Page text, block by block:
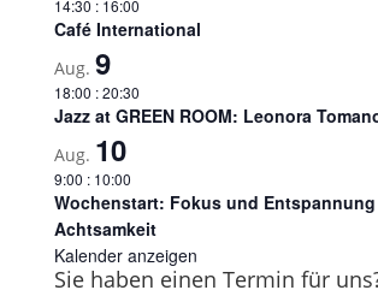
14:30 : 16:00
Café International
Aug. 9
18:00 :20:30
Jazz at GREEN ROOM: Leonora
Aug. 10
9:00 : 10:00
Wochenstart: Fokus und
Achtsamkeit
Kalender anzeigen
Sie haben einen Termin für